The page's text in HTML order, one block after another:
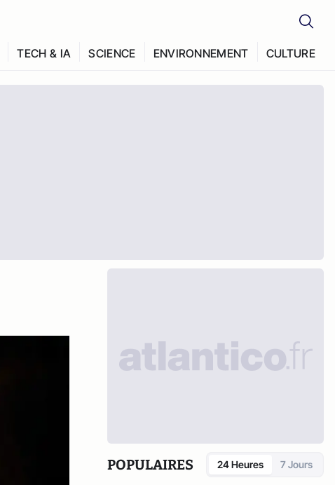
TECH & IA SCIENCE ENVIRONNEMENT CULTURE
POPULAIRES 24 Heures 7 Jours